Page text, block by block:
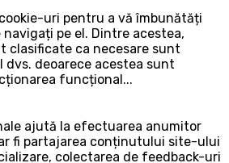
uri pentru a vă îmbunătăți
pe el. Dintre acestea,
clasificate ca necesare sunt
deoarece acestea sunt
funcțional...
ajută la efectuarea anumitor
fi partajarea conținutului site-ului
colectarea de feedback-uri